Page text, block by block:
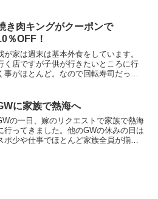
イズに最適なタイプをAmazonで選びま
た！Amaz...
き肉キングがクーポンで
％OFF！
が家は週末は基本外食をしています。
く店ですが子供が行きたいところに行
事がほとんど。なので回転寿司だった
ェなどはあまり行かなくなりました。
昨日は焼き肉に行きたいと...
に家族で熱海へ
の一日、嫁のリクエストで家族で熱海
行ってきました。他のGWの休みの日は
ポ少や仕事でほとんど家族全員が揃う